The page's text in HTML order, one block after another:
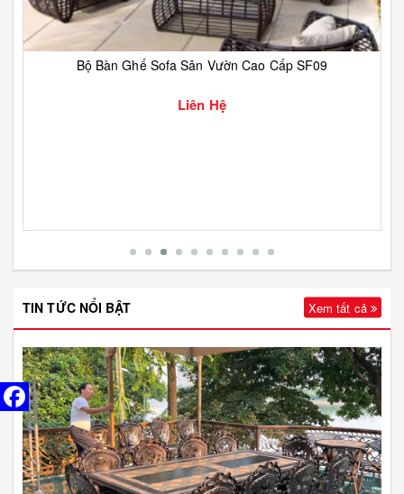
Bộ Bàn Ghế Sofa Sân Vườn Cao Cấp SF09
Liên Hệ
TIN TỨC NỔI BẬT Xem tất cả